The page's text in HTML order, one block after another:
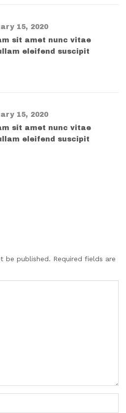
15, 2020
sit amet nunc vitae
eleifend suscipit
15, 2020
sit amet nunc vitae
eleifend suscipit
be published. Required fields are